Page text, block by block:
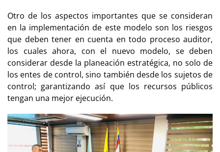
Otro de los aspectos importantes que se consideran
en la implementación de este modelo son los riesgos
que deben tener en cuenta en todo proceso auditor,
los cuales ahora, con el nuevo modelo, se deben
considerar desde la planeación estratégica, no solo de
los entes de control, sino también desde los sujetos de
control; garantizando así que los recursos públicos
tengan una mejor ejecución.